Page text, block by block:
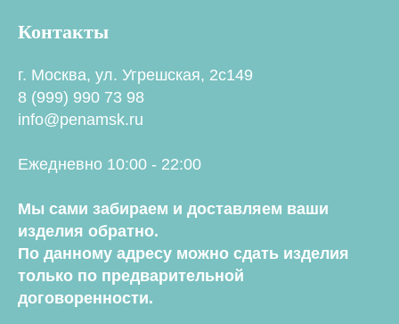
Контакты
г. Москва, ул. Угрешская, 2с149
8 (999) 990 73 98
info@penamsk.ru
Ежедневно 10:00 - 22:00
Мы сами забираем и доставляем ваши
изделия обратно.
По данному адресу можно сдать изделия
только по предварительной
договоренности.